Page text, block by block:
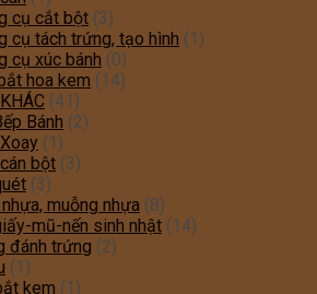
cụ cắt bột (3)
cụ tách trứng, tạo hình (1)
cụ xúc bánh (0)
hoa kem (14)
(41)
Bánh (2)
(1)
bột (3)
(3)
muỗng nhựa (8)
mũ-nến sinh nhật (14)
đánh trứng (2)
(1)
kem (1)